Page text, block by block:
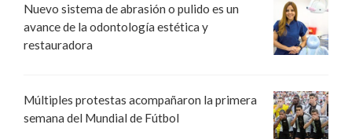
Nuevo sistema de abrasión o pulido es un
avance de la odontología estética y
restauradora
Múltiples protestas acompañaron la primera
semana del Mundial de Fútbol